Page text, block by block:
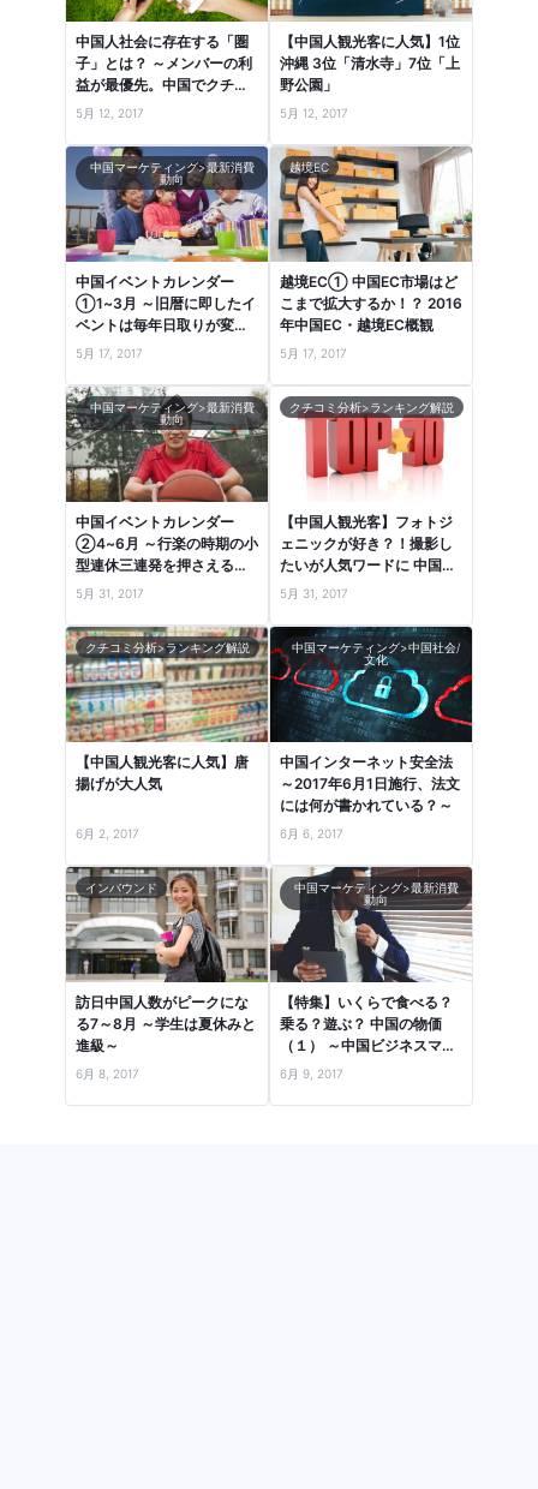
中国人社会に存在する「圏
子」とは？ ～メンバーの利
益が最優先。中国でクチコ
ミが共有される社会的背景
5月 12, 2017
【中国人観光客に人気】1位
沖縄 3位「清水寺」7位「上
野公園」
5月 12, 2017
中国マーケティング>最新消費
動向
中国イベントカレンダー
①1~3月 ～旧暦に即したイ
ベントは毎年日取りが変わ
るので注意！～
5月 17, 2017
越境EC
越境EC① 中国EC市場はど
こまで拡大するか！？ 2016
年中国EC・越境EC概観
5月 17, 2017
中国マーケティング>最新消費
動向
中国イベントカレンダー
②4~6月 ～行楽の時期の小
型連休三連発を押さえる！
～
5月 31, 2017
クチコミ分析>ランキング解説
【中国人観光客】フォトジ
ェニックが好き？！撮影し
たいが人気ワードに 中国口
コミランキングより
5月 31, 2017
クチコミ分析>ランキング解説
【中国人観光客に人気】唐
揚げが大人気
6月 2, 2017
中国マーケティング>中国社会/
文化
中国インターネット安全法
～2017年6月1日施行、法文
には何が書かれている？～
6月 6, 2017
インバウンド
訪日中国人数がピークにな
る7～8月 ～学生は夏休みと
進級～
6月 8, 2017
中国マーケティング>最新消費
動向
【特集】いくらで食べる？
乗る？遊ぶ？ 中国の物価
（１） ～中国ビジネスマン
の1日で、流行品・食・住
6月 9, 2017